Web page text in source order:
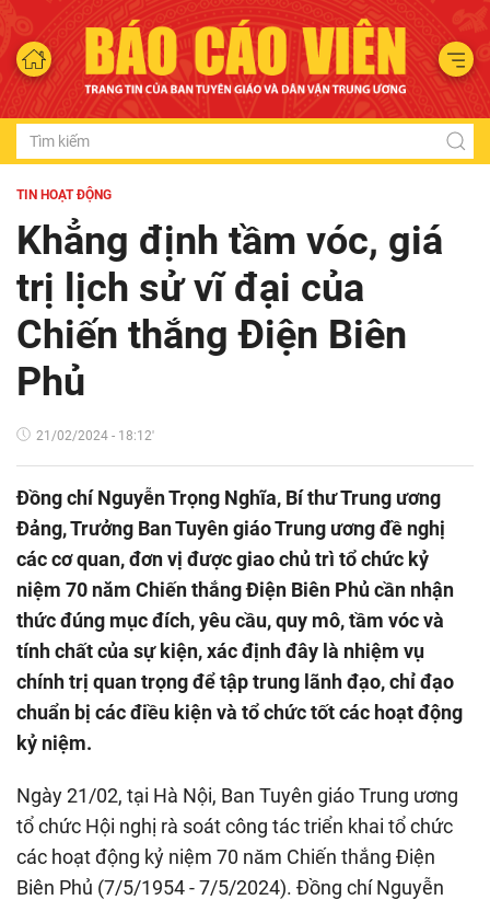
TIN HOẠT ĐỘNG
Khẳng định tầm vóc, giá
trị lịch sử vĩ đại của
Chiến thắng Điện Biên
Phủ
21/02/2024 - 18:12'
Đồng chí Nguyễn Trọng Nghĩa, Bí thư Trung ương
Đảng, Trưởng Ban Tuyên giáo Trung ương đề nghị
các cơ quan, đơn vị được giao chủ trì tổ chức kỷ
niệm 70 năm Chiến thắng Điện Biên Phủ cần nhận
thức đúng mục đích, yêu cầu, quy mô, tầm vóc và
tính chất của sự kiện, xác định đây là nhiệm vụ
chính trị quan trọng để tập trung lãnh đạo, chỉ đạo
chuẩn bị các điều kiện và tổ chức tốt các hoạt động
kỷ niệm.
Ngày 21/02, tại Hà Nội, Ban Tuyên giáo Trung ương
tổ chức Hội nghị rà soát công tác triển khai tổ chức
các hoạt động kỷ niệm 70 năm Chiến thắng Điện
Biên Phủ (7/5/1954 - 7/5/2024). Đồng chí Nguyễn